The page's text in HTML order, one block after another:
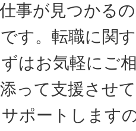
事が見つかる
す。転職に関
はお気軽にご
って支援させ
ポートします